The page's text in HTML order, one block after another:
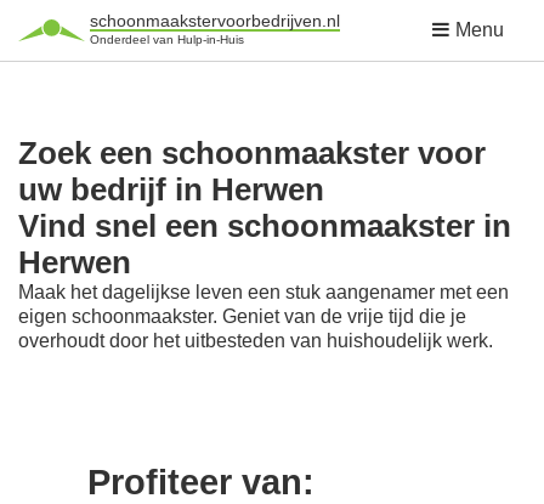
schoonmaakstervoorbedrijven.nl
Onderdeel van Hulp-in-Huis Menu
Zoek een schoonmaakster voor
uw bedrijf in Herwen
Vind snel een schoonmaakster in
Herwen
Maak het dagelijkse leven een stuk aangenamer met een
eigen schoonmaakster. Geniet van de vrije tijd die je
overhoudt door het uitbesteden van huishoudelijk werk.
Profiteer van: